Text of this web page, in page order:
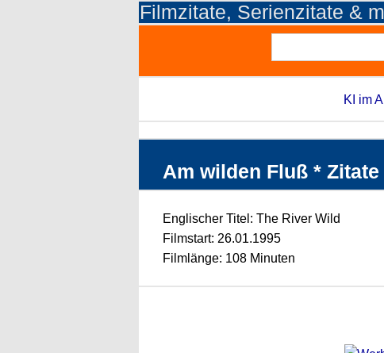
Filmzitate, Serienzitate &
KI im
Am wilden Fluß * Zitate
Englischer Titel: The River Wild
Filmstart: 26.01.1995
Filmlänge: 108 Minuten